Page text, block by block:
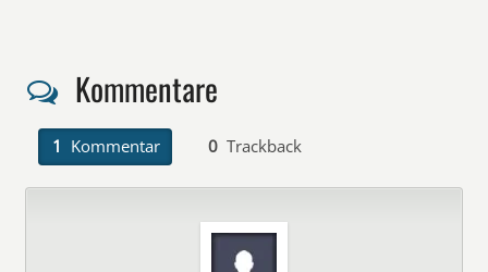
Kommentare
1 Kommentar 0 Trackback